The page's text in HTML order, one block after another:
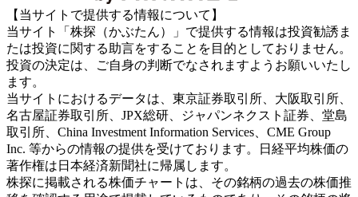
【当サイトで提供する情報について】
当サイト「株探（かぶたん）」で提供する情報は投資勧誘ま
たは投資に関する助言をすることを目的としておりません。
投資の決定は、ご自身の判断でなされますようお願いいたし
ます。
当サイトにおけるデータは、東京証券取引所、大阪取引所、
名古屋証券取引所、JPX総研、ジャパンネクスト証券、堂島
取引所、China Investment Information Services、CME Group
Inc. 等からの情報の提供を受けております。日経平均株価の
著作権は日本経済新聞社に帰属します。
株探に掲載される株価チャートは、その銘柄の過去の株価推